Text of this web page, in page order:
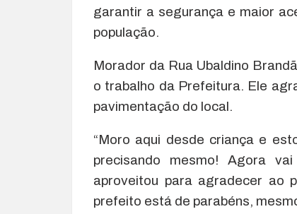
garantir a segurança e maior
população.
Morador da Rua Ubaldino
o trabalho da Prefeitura. Ele
pavimentação do local.
“Moro aqui desde criança e
precisando mesmo! Agora
aproveitou para agradecer ao
prefeito está de parabéns,